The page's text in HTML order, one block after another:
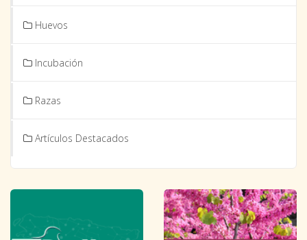
Huevos
Incubación
Razas
Artículos Destacados